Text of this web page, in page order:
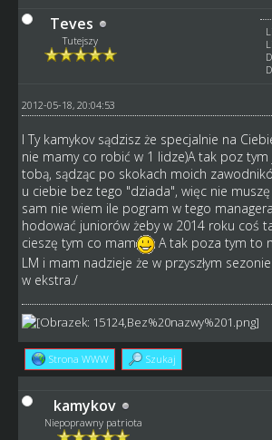
Teves
Tutejszy
2012-05-18, 20:04:53
I Ty kamykov sądzisz że specjalnie na
nie mamy co robić w 1 lidze)A tak poz tym
tobą, sądząc po skokach moich
u ciebie bez tego "dziada", więc nie
sam nie wiem ile pogram w tego
hodować juniorów żeby w 2014 roku coś
cieszę tym co mam
A tak poza tym to
LM i mam nadzieje że w przyszłym
w ekstra./
Strona WWW Szukaj
kamykov
Niepoprawny patriota